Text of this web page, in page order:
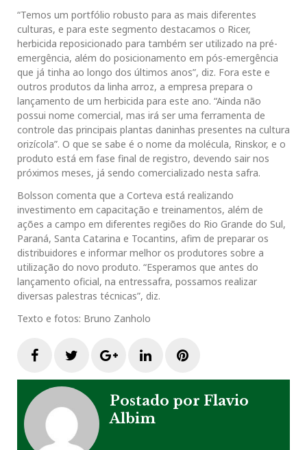
“Temos um portfólio robusto para as mais diferentes
culturas, e para este segmento destacamos o Ricer,
herbicida reposicionado para também ser utilizado na pré-
emergência, além do posicionamento em pós-emergência
que já tinha ao longo dos últimos anos”, diz. Fora este e
outros produtos da linha arroz, a empresa prepara o
lançamento de um herbicida para este ano. “Ainda não
possui nome comercial, mas irá ser uma ferramenta de
controle das principais plantas daninhas presentes na cultura
orizícola”. O que se sabe é o nome da molécula, Rinskor, e o
produto está em fase final de registro, devendo sair nos
próximos meses, já sendo comercializado nesta safra.
Bolsson comenta que a Corteva está realizando
investimento em capacitação e treinamentos, além de
ações a campo em diferentes regiões do Rio Grande do Sul,
Paraná, Santa Catarina e Tocantins, afim de preparar os
distribuidores e informar melhor os produtores sobre a
utilização do novo produto. “Esperamos que antes do
lançamento oficial, na entressafra, possamos realizar
diversas palestras técnicas”, diz.
Texto e fotos: Bruno Zanholo
a
w
G
o
o
i
n
Postado por Flavio
Albim